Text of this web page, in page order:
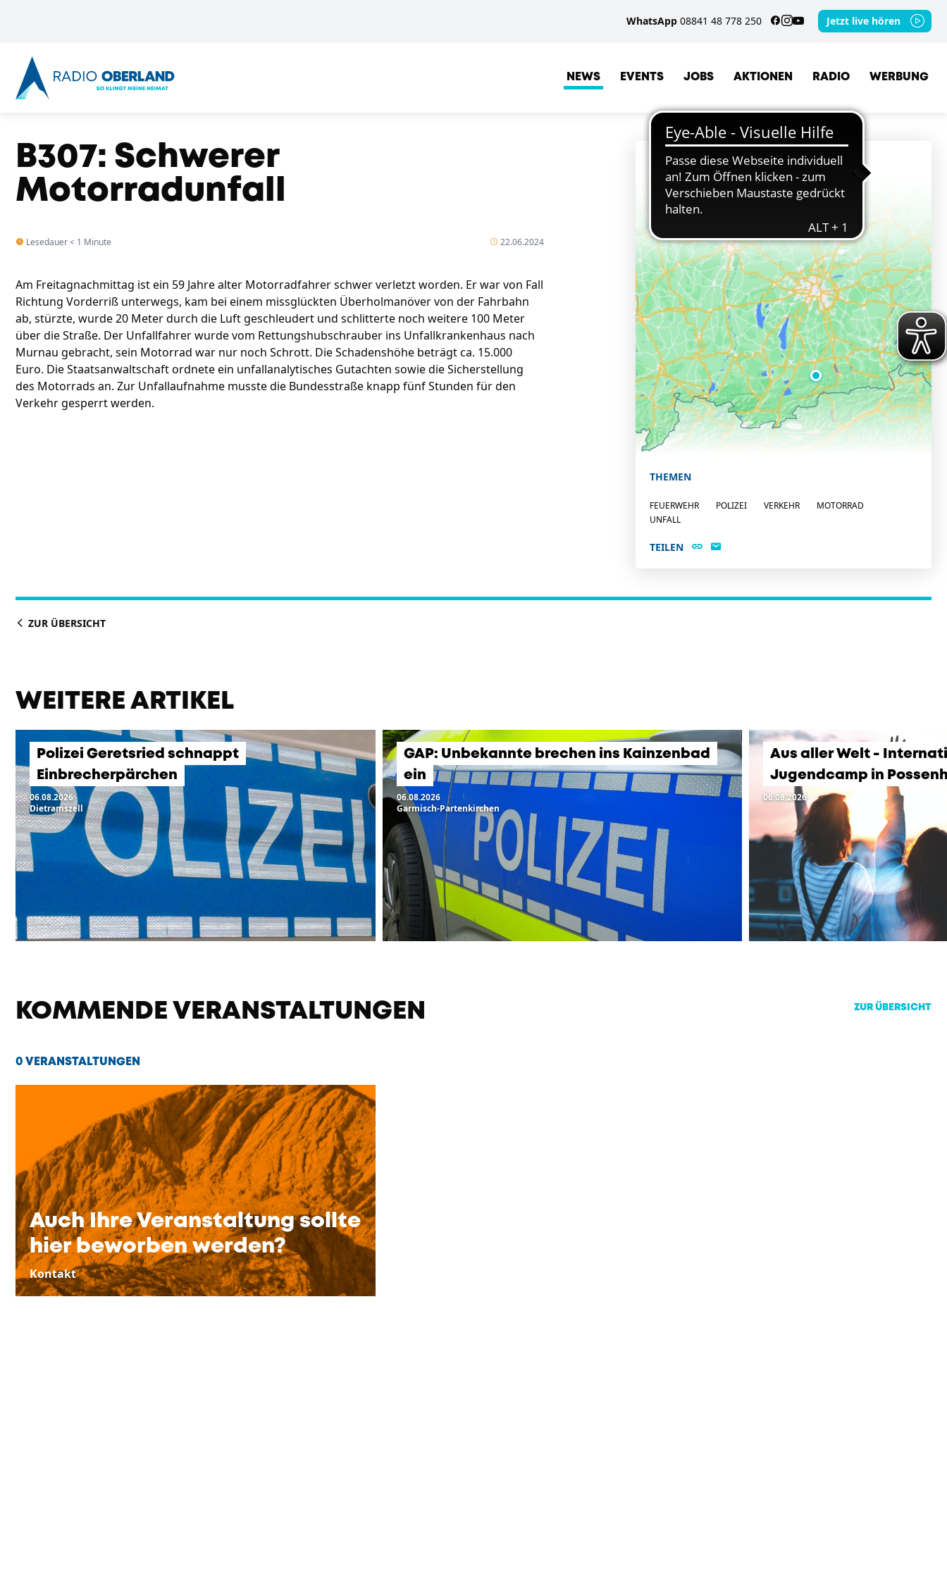
WhatsApp 08841 48 778 250 Jetzt live hören
NEWS EVENTS JOBS AKTIONEN RADIO WERBUNG
B307: Schwerer
Motorradunfall
Lesedauer < 1 Minute 22.06.2024
Am Freitagnachmittag ist ein 59 Jahre alter Motorradfahrer schwer verletzt worden. Er war von Fall
Richtung Vorderriß unterwegs, kam bei einem missglückten Überholmanöver von der Fahrbahn
ab, stürzte, wurde 20 Meter durch die Luft geschleudert und schlitterte noch weitere 100 Meter
über die Straße. Der Unfallfahrer wurde vom Rettungshubschrauber ins Unfallkrankenhaus nach
Murnau gebracht, sein Motorrad war nur noch Schrott. Die Schadenshöhe beträgt ca. 15.000
Euro. Die Staatsanwaltschaft ordnete ein unfallanalytisches Gutachten sowie die Sicherstellung
des Motorrads an. Zur Unfallaufnahme musste die Bundesstraße knapp fünf Stunden für den
Verkehr gesperrt werden.
ORTE
LENGGRIES
THEMEN
FEUERWEHR POLIZEI VERKEHR
MOTORRAD
UNFALL
TEILEN
ZUR ÜBERSICHT
WEITERE ARTIKEL
Polizei Geretsried schnappt
Einbrecherpärchen
06.08.2026
Dietramszell
GAP: Unbekannte brechen ins Kainzenbad
ein
06.08.2026
Garmisch-Partenkirchen
Aus aller Welt -
Jugendcamp in
06.08.2026
KOMMENDE VERANSTALTUNGEN ZUR ÜBERSICHT
0 VERANSTALTUNGEN
Auch Ihre Veranstaltung sollte
hier beworben werden?
Kontakt